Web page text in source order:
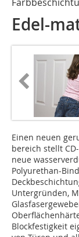
Edel-
Einen neuen
bereich stellt
neue
Polyurethan-
Unter­gründen,
Blockfes­tigkeit